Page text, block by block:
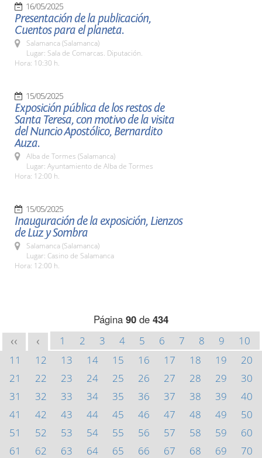
16/05/2025
Presentación de la publicación,
Cuentos para el planeta.
Salamanca (Salamanca)
Lugar: Sala de Comarcas. Diputación.
Hora: 10:30 h.
15/05/2025
Exposición pública de los restos de
Santa Teresa, con motivo de la visita
del Nuncio Apostólico, Bernardito
Auza.
Alba de Tormes (Salamanca)
Lugar: Ayuntamiento de Alba de Tormes
Hora: 12:00 h.
15/05/2025
Inauguración de la exposición, Lienzos
de Luz y Sombra
Salamanca (Salamanca)
Lugar: Casino de Salamanca
Hora: 12:00 h.
Página 90 de 434
<< < 1 2 3 4 5 6 7 8 9
10
11
12 13 14 15 16 17 18 19
20
21
22 23 24 25 26 27 28 29
30
31
32 33 34 35 36 37 38 39
40
41
42 43 44 45 46 47 48 49
50
51
52 53 54 55 56 57 58 59
60
61
62 63 64 65 66 67 68 69
70